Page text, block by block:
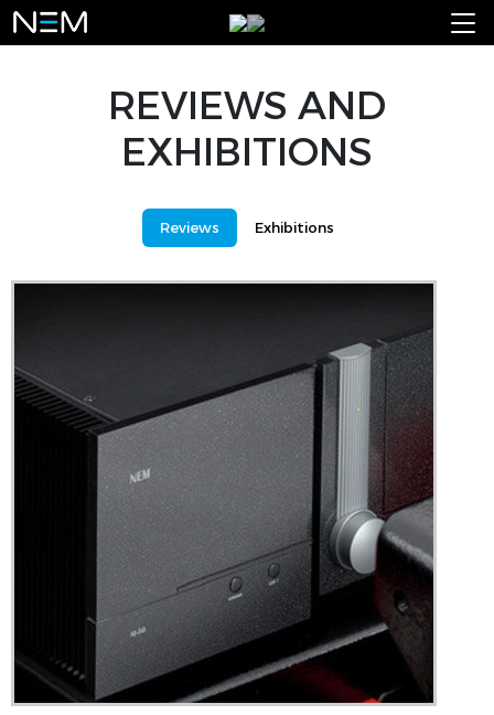
REVIEWS AND
EXHIBITIONS
Reviews Exhibitions